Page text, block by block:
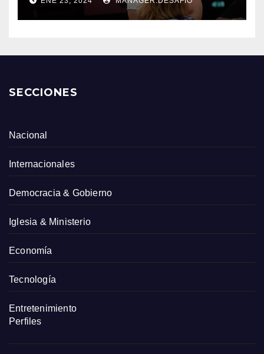
SECCIONES
Nacional
Internacionales
Democracia & Gobierno
Iglesia & Ministerio
Economía
Tecnología
Entretenimiento
Perfiles